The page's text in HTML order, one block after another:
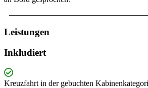
Leistungen
Inkludiert
Kreuzfahrt in der gebuchten